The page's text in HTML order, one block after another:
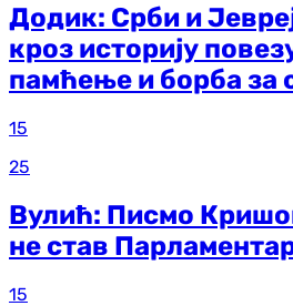
Додик: Срби и
кроз историју
памћење и борба за
15
25
Вулић: Писмо
не став
15